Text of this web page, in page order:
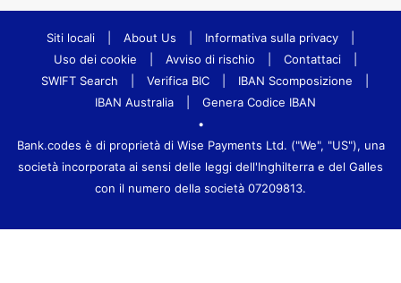
Siti locali About Us Informativa sulla privacy
Uso dei cookie
Avviso di rischio Contattaci
SWIFT Search
Verifica BIC IBAN Scomposizione
IBAN Australia
Genera Codice IBAN
•
Bank.codes è di proprietà di Wise Payments Ltd. ("We", "US"), una
società incorporata ai sensi delle leggi dell'Inghilterra e del Galles
con il numero della società 07209813.